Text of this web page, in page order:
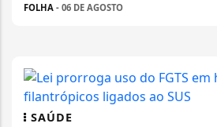
FOLHA - 06 DE AGOSTO
SAÚDE